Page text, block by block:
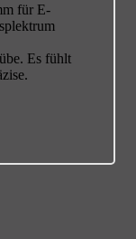
für E-
Es fühlt